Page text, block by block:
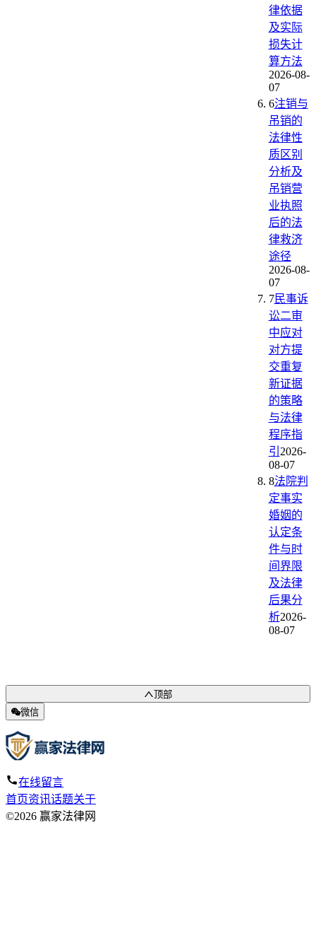
律依据
及实际
损失计
算方法
2026-08-
07
6注销与
吊销的
法律性
质区别
分析及
吊销营
业执照
后的法
律救济
途径
2026-08-
07
7民事诉
讼二审
中应对
对方提
交重复
新证据
的策略
与法律
程序指
引 2026-
08-07
8法院判
定事实
婚姻的
认定条
件与时
间界限
及法律
后果分
析2026-
08-07
顶部
微信
在线留言
首页资讯话题关于
©2026 赢家法律网